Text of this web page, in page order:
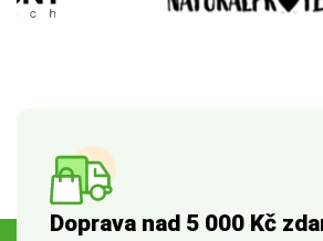
Doprava nad 5 000 Kč